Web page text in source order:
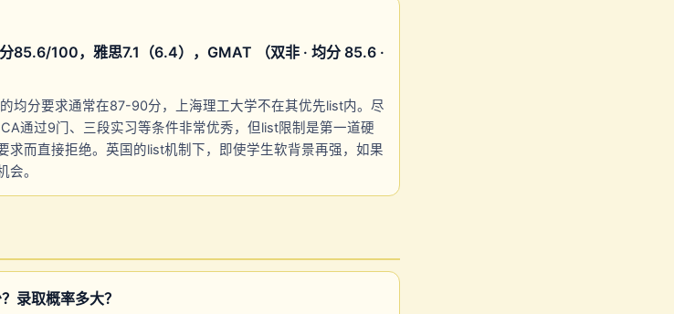
85.6/100，雅思7.1（6.4），GMAT （双非 · 均分 85.6 ·
均分要求通常在87-90分，上海理工大学不在其优先list内。尽
通过9门、三段实习等条件非常优秀，但list限制是第一道硬
求而直接拒绝。英国的list机制下，即使学生软背景再强，如果
。
录取概率多大？